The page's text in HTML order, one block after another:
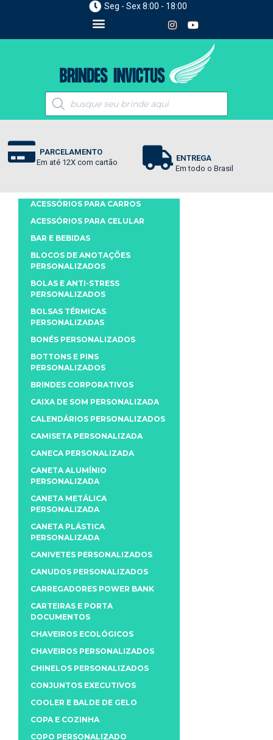
Seg - Sex 8:00 - 18:00
PARCELAMENTO
Em até 12X com cartão
ENTREGA
Em todo o Brasil
ACESSÓRIOS PARA CARROS
ACESSÓRIOS PARA CELULAR
BAR E BEBIDAS
BLOCOS DE ANOTAÇÕES
PERSONALIZADOS
BOLAS E ANTI-STRESS
PERSONALIZADOS
BOLSAS TÉRMICAS
PERSONALIZADAS
BONÉS PERSONALIZADOS
BOTTONS E PINS
PERSONALIZADOS
BRINDES CORPORATIVOS
CAIXA DE SOM PERSONALIZADA
CALENDÁRIOS PERSONALIZADOS
CAMISETA PERSONALIZADA
CANECA PERSONALIZADA
CANETA ALUMÍNIO
PERSONALIZADA
CANETA METÁLICA
PERSONALIZADA
CANETA PLÁSTICA
PERSONALIZADA
CANIVETES PERSONALIZADOS
CANUDOS PERSONALIZADOS
CARREGADORES POWER BANK
CARTEIRAS E PORTA
DOCUMENTOS
CHAVEIROS ECOLÓGICOS
CHAVEIROS PERSONALIZADOS
CHINELOS PERSONALIZADOS
CONJUNTOS EXECUTIVOS
COOLER E BALDE DE GELO
COPA E COZINHA
COPO PERSONALIZADO